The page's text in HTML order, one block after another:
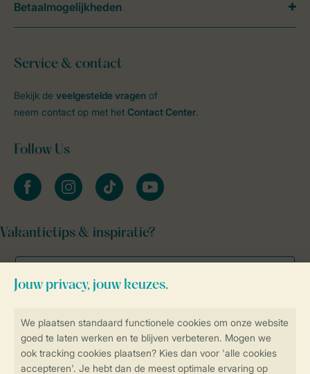
Veilig en snel online boeken
Service & contact
Bekijk de veelgestelde vragen of
neem contact op met het Contact Center.
Follow Us
facebookinstagramtiktok youtube
Vakantietips & inspiratie?
Betaalmogelijkheden